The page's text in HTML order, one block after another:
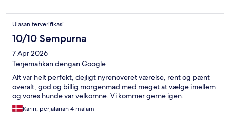
Ulasan terverifikasi
10/10 Sempurna
7 Apr 2026
Terjemahkan dengan Google
Alt var helt perfekt, dejligt nyrenoveret værelse, rent og pænt
overalt, god og billig morgenmad med meget at vælge imellem
og vores hunde var velkomne. Vi kommer gerne igen.
Karin, perjalanan 4 malam